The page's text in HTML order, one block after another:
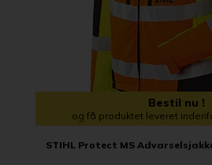
Bestil nu !
og få produktet leveret
STIHL Protect MS